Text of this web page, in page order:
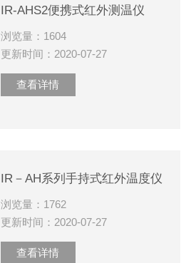
IR-AHS2便携式红外测温仪
浏览量：1604
更新时间：2020-07-27
查看详情
IR－AH系列手持式红外温度仪
浏览量：1762
更新时间：2020-07-27
查看详情